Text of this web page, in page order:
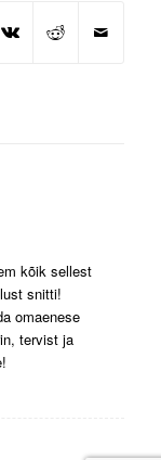
kõik sellest
snitti!
omaenese
tervist ja